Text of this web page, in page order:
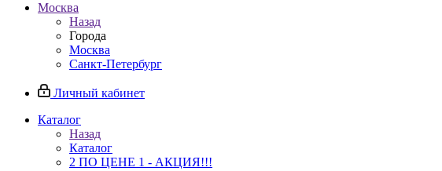
Москва
Назад
Города
Москва
Санкт-Петербург
Личный кабинет
Каталог
Назад
Каталог
2 ПО ЦЕНЕ 1 - АКЦИЯ!!!